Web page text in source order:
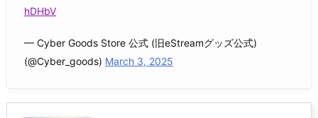
hDHbV
— Cyber Goods Store 公式 (旧eStreamグッズ公式)
(@Cyber_goods) March 3, 2025